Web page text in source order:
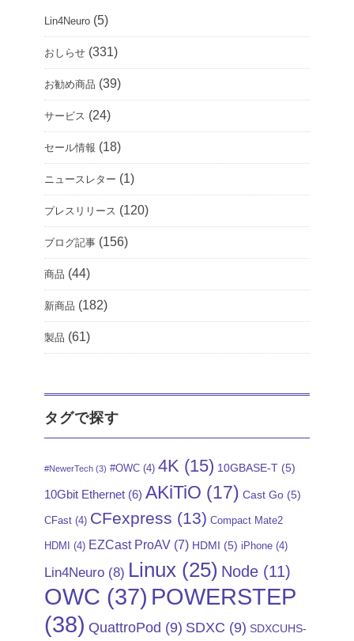
Lin4Neuro (5)
おしらせ (331)
お勧め商品 (39)
サービス (24)
セール情報 (18)
ニュースレター (1)
プレスリリース (120)
ブログ記事 (156)
商品 (44)
新商品 (182)
製品 (61)
タグで探す
#NewerTech (3) #OWC (4) 4K (15) 10GBASE-T (5)
10Gbit Ethernet (6) AKiTiO (17) Cast Go (5)
CFast (4) CFexpress (13) Compact Mate2
HDMI (4) EZCast ProAV (7) HDMI (5) iPhone (4)
Lin4Neuro (8) Linux (25) Node (11)
OWC (37) POWERSTEP
(38) QuattroPod (9) SDXC (9) SDXCUHS-